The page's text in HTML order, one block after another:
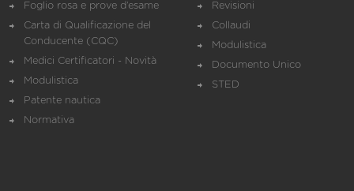
Foglio rosa e prove d’esame
Carta di Qualificazione del
Conducente (CQC)
Medici Certificatori - Novità
Modulistica
Patente nautica
Normativa
Revisioni
Collaudi
Modulistica
Documento Unico
STED